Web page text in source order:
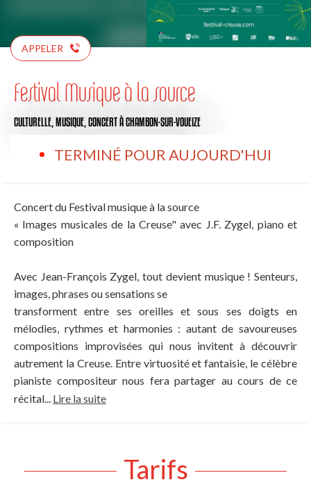
APPELER
Festival Musique à la source
CULTURELLE, MUSIQUE, CONCERTÀ CHAMBON-SUR-VOUEIZE
TERMINÉ POUR AUJOURD'HUI
Concert du Festival musique à la source
« Images musicales de la Creuse" avec J.F. Zygel, piano et
composition
Avec Jean-François Zygel, tout devient musique ! Senteurs,
images, phrases ou sensations se
transforment entre ses oreilles et sous ses doigts en
mélodies, rythmes et harmonies : autant de savoureuses
compositions improvisées qui nous invitent à découvrir
autrement la Creuse. Entre virtuosité et fantaisie, le célèbre
pianiste compositeur nous fera partager au cours de ce
récital... Lire la suite
Tarifs